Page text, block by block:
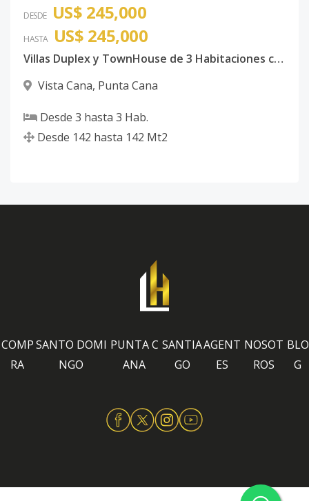
DESDE US$ 245,000
HASTA US$ 245,000
Villas Duplex y TownHouse de 3 Habitaciones con piscina Vista Cana
Vista Cana, Punta Cana
Desde 3 hasta 3 Hab.
Desde 142 hasta 142 Mt2
COMP
RA
SANTO DOMI
NGO
PUNTA C
ANA
SANTIA
GO
AGENT
ES
NOSOT
ROS
BLO
G